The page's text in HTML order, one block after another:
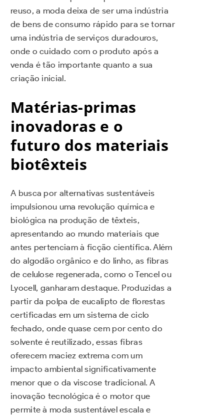
reuso, a moda deixa de ser uma indústria
de bens de consumo rápido para se tornar
uma indústria de serviços duradouros,
onde o cuidado com o produto após a
venda é tão importante quanto a sua
criação inicial.
Matérias-primas
inovadoras e o
futuro dos materiais
biotêxteis
A busca por alternativas sustentáveis
impulsionou uma revolução química e
biológica na produção de têxteis,
apresentando ao mundo materiais que
antes pertenciam à ficção científica. Além
do algodão orgânico e do linho, as fibras
de celulose regenerada, como o Tencel ou
Lyocell, ganharam destaque. Produzidas a
partir da polpa de eucalipto de florestas
certificadas em um sistema de ciclo
fechado, onde quase cem por cento do
solvente é reutilizado, essas fibras
oferecem maciez extrema com um
impacto ambiental significativamente
menor que o da viscose tradicional. A
inovação tecnológica é o motor que
permite à moda sustentável escala e